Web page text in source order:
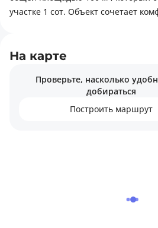
участке 1 сот. Объект сочетает
дом возведён из кирпича. Для
районе есть всё необходимое:
зоны, религиозные объекты.
На карте
Проверьте, насколько
добираться
Построить маршрут